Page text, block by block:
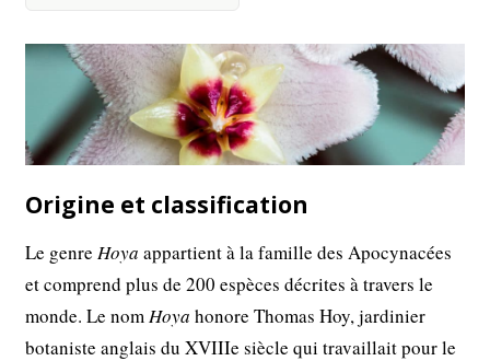
Origine et classification
Le genreHoya appartient à la famille des Apocynacées
et comprend plus de 200 espèces décrites à travers le
monde. Le nomHoya honore Thomas Hoy, jardinier
botaniste anglais du XVIIIe siècle qui travaillait pour le